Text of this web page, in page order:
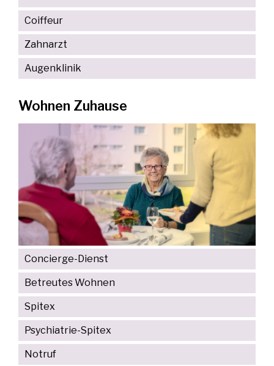
Coiffeur
Zahnarzt
Augenklinik
Wohnen Zuhause
Concierge-Dienst
Betreutes Wohnen
Spitex
Psychiatrie-Spitex
Notruf